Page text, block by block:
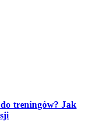
treningów? Jak